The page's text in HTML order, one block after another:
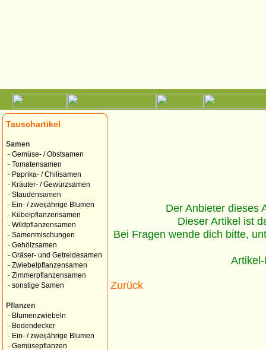
Tauschartikel
Samen
- Gemüse- / Obstsamen
- Tomatensamen
- Paprika- / Chilisamen
- Kräuter- / Gewürzsamen
- Staudensamen
- Ein- / zweijährige Blumen
- Kübelpflanzensamen
- Wildpflanzensamen
- Samenmischungen
- Gehölzsamen
- Gräser- und Getreidesamen
- Zwiebelpflanzensamen
- Zimmerpflanzensamen
- sonstige Samen
Pflanzen
- Blumenzwiebeln
- Bodendecker
- Ein- / zweijährige Blumen
- Gemüsepflanzen
Der Anbieter dieses
Dieser Artikel ist
Bei Fragen wende dich bitte,
Zurück